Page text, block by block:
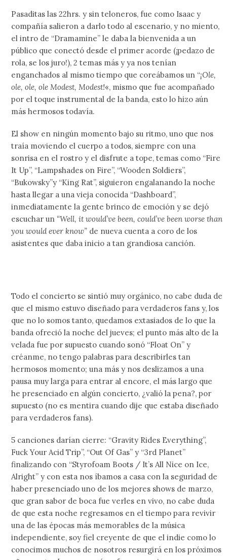
Pasaditas las 22hrs. y sin teloneros, fue como Isaac y
compañía salieron a darlo todo al escenario, y no miento,
el intro de “Dramamine” le daba la bienvenida a un
público que conectó desde el primer acorde (¡pedazo de
rola, se los juro!), 2 temas más y ya nos tenían
enganchados al mismo tiempo que coreábamos un “¡Ole,
ole, ole, ole Modest, Modest!«, mismo que fue acompañado
por el toque instrumental de la banda, esto lo hizo aún
más hermosos todavía.
El show en ningún momento bajo su ritmo, uno que nos
traía moviendo el cuerpo a todos, siempre con una
sonrisa en el rostro y el disfrute a tope, temas como “Fire
It Up”, “Lampshades on Fire”, “Wooden Soldiers”,
“Bukowsky”y “King Rat”, siguieron engalanando la noche
hasta llegar a una vieja conocida “Dashboard”,
inmediatamente la gente brinco de emoción y se dejó
escuchar un “Well, it would’ve been, could’ve been worse than
you would ever know” de nueva cuenta a coro de los
asistentes que daba inicio a tan grandiosa canción.
Todo el concierto se sintió muy orgánico, no cabe duda de
que el mismo estuvo diseñado para verdaderos fans y, los
que no lo somos tanto, quedamos extasiados de lo que la
banda ofreció la noche del jueves; el punto más alto de la
velada fue por supuesto cuando sonó “Float On” y
créanme, no tengo palabras para describirles tan
hermosos momento; una más y nos deslizamos a una
pausa muy larga para entrar al encore, el más largo que
he presenciado en algún concierto, ¿valió la pena?, por
supuesto (no es mentira cuando dije que estaba diseñado
para verdaderos fans).
5 canciones darían cierre: “Gravity Rides Everything”,
Fuck Your Acid Trip”, “Out Of Gas” y “3rd Planet”
finalizando con “Styrofoam Boots / It’s All Nice on Ice,
Alright” y con esta nos íbamos a casa con la seguridad de
haber presenciado uno de los mejores shows de marzo,
que gran sabor de boca fue verles en vivo, no cabe duda
de que esta noche regresamos en el tiempo para revivir
una de las épocas más memorables de la música
independiente, soy fiel creyente de que el indie como lo
conocimos muchos de nosotros resurgirá en los próximos